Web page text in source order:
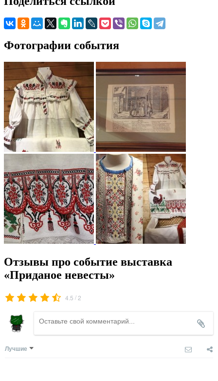
Фотографии события
Отзывы про событие выставка
«Приданое невесты»
4.5 /2
Лучшие